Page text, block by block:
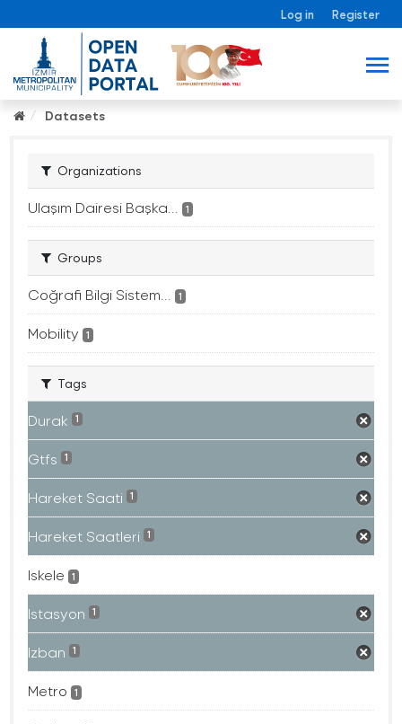
Log in Register
Datasets
Organizations
Ulaşım Dairesi Başka... 1
Groups
Coğrafi Bilgi Sistem... 1
Mobility 1
Tags
Durak 1
Gtfs 1
Hareket Saati 1
Hareket Saatleri 1
Iskele 1
Istasyon 1
Izban 1
Metro 1